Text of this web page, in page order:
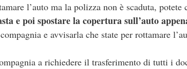
l’auto ma la polizza non è scaduta, potete
e poi spostare la copertura sull’auto
e avvisarla che state per rottamare
a richiedere il trasferimento di tutti i